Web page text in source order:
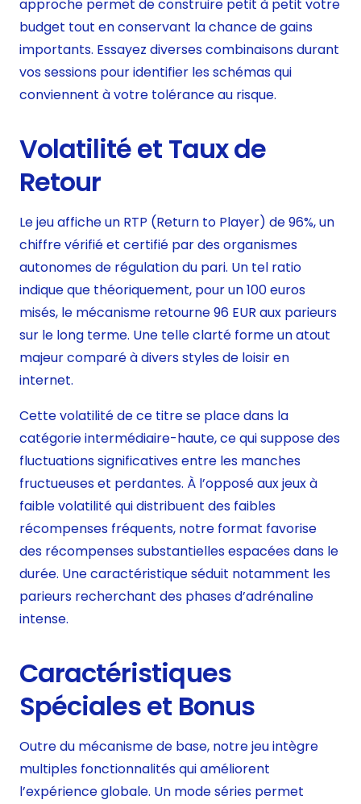
approche permet de construire petit à petit votre
budget tout en conservant la chance de gains
importants. Essayez diverses combinaisons durant
vos sessions pour identifier les schémas qui
conviennent à votre tolérance au risque.
Volatilité et Taux de
Retour
Le jeu affiche un RTP (Return to Player) de 96%, un
chiffre vérifié et certifié par des organismes
autonomes de régulation du pari. Un tel ratio
indique que théoriquement, pour un 100 euros
misés, le mécanisme retourne 96 EUR aux parieurs
sur le long terme. Une telle clarté forme un atout
majeur comparé à divers styles de loisir en
internet.
Cette volatilité de ce titre se place dans la
catégorie intermédiaire-haute, ce qui suppose des
fluctuations significatives entre les manches
fructueuses et perdantes. À l’opposé aux jeux à
faible volatilité qui distribuent des faibles
récompenses fréquents, notre format favorise
des récompenses substantielles espacées dans le
durée. Une caractéristique séduit notamment les
parieurs recherchant des phases d’adrénaline
intense.
Caractéristiques
Spéciales et Bonus
Outre du mécanisme de base, notre jeu intègre
multiples fonctionnalités qui améliorent
l’expérience globale. Un mode séries permet